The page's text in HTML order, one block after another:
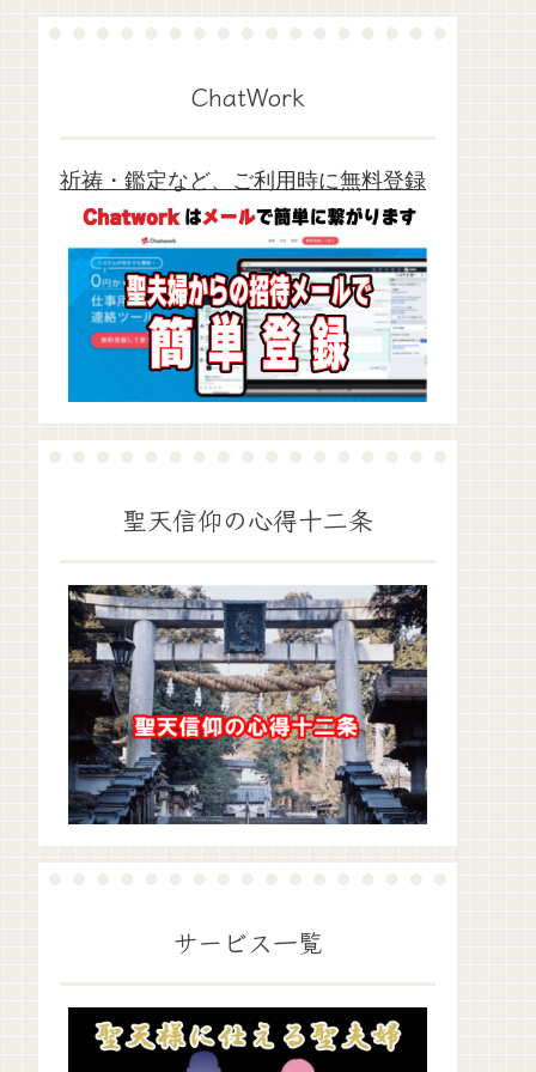
ChatWork
祈祷・鑑定など、ご利用時に無料登録
聖天信仰の心得十二条
サービス一覧